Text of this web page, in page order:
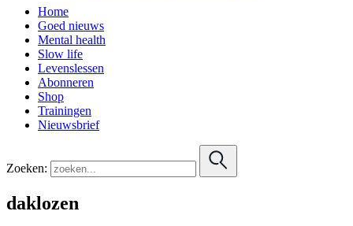
Home
Goed nieuws
Mental health
Slow life
Levenslessen
Abonneren
Shop
Trainingen
Nieuwsbrief
Zoeken:
daklozen